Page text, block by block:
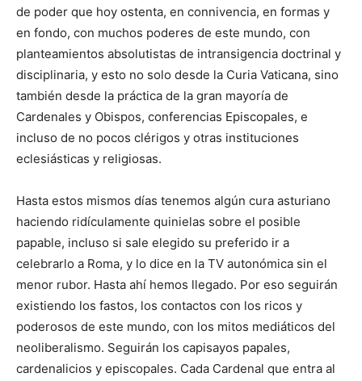
de poder que hoy ostenta, en connivencia, en formas y
en fondo, con muchos poderes de este mundo, con
planteamientos absolutistas de intransigencia doctrinal y
disciplinaria, y esto no solo desde la Curia Vaticana, sino
también desde la práctica de la gran mayoría de
Cardenales y Obispos, conferencias Episcopales, e
incluso de no pocos clérigos y otras instituciones
eclesiásticas y religiosas.
Hasta estos mismos días tenemos algún cura asturiano
haciendo ridículamente quinielas sobre el posible
papable, incluso si sale elegido su preferido ir a
celebrarlo a Roma, y lo dice en la TV autonómica sin el
menor rubor. Hasta ahí hemos llegado. Por eso seguirán
existiendo los fastos, los contactos con los ricos y
poderosos de este mundo, con los mitos mediáticos del
neoliberalismo. Seguirán los capisayos papales,
cardenalicios y episcopales. Cada Cardenal que entra al